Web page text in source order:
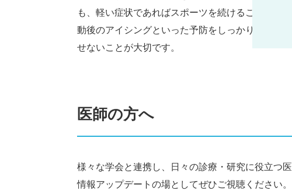
も、軽い症状であればスポーツを続けることは可
動後のアイシングといった予防をしっかりと行い
せないことが大切です。
医師の方へ
様々な学会と連携し、日々の診療・研究に役立つ
情報アップデートの場としてぜひご視聴ください。